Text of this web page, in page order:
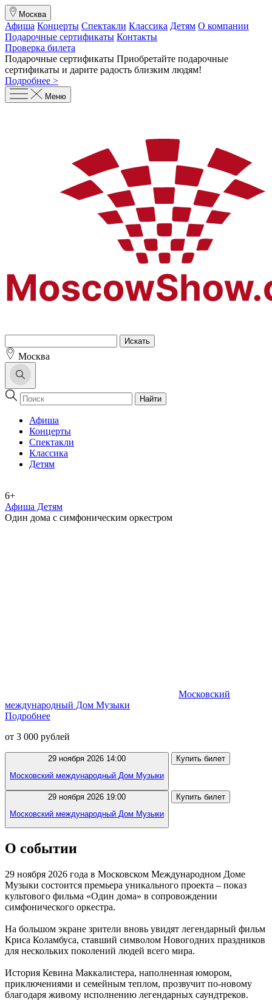
Москва
Афиша Концерты Спектакли Классика Детям О компании
Подарочные сертификаты Контакты
Проверка билета
Подарочные сертификаты Приобретайте подарочные
сертификаты и дарите радость близким людям!
Подробнее >
Меню
Москва
Найти
Афиша
Концерты
Спектакли
Классика
Детям
6+
Афиша Детям
Один дома с симфоническим оркестром
Московский
международный Дом Музыки
Подробнее
от 3 000 рублей
29 ноября 2026 14:00
Московский международный Дом Музыки
Купить билет
29 ноября 2026 19:00
Московский международный Дом Музыки
Купить билет
О событии
29 ноября 2026 года в Московском Международном Доме
Музыки состоится премьера уникального проекта – показ
культового фильма «Один дома» в сопровождении
симфонического оркестра.
На большом экране зрители вновь увидят легендарный фильм
Криса Коламбуса, ставший символом Новогодних праздников
для нескольких поколений людей всего мира.
История Кевина Маккалистера, наполненная юмором,
приключениями и семейным теплом, прозвучит по-новому
благодаря живому исполнению легендарных саундтреков.